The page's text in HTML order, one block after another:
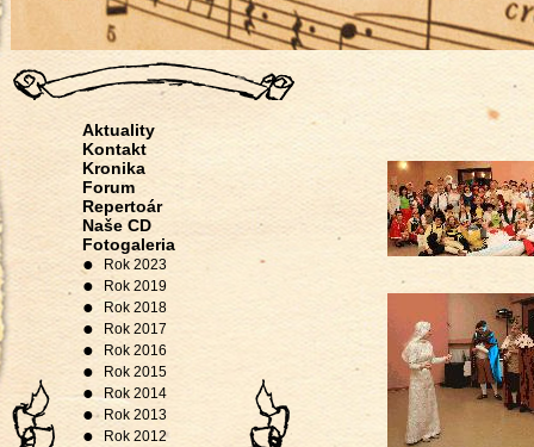
Aktuality
Kontakt
Kronika
Forum
Repertoár
Naše CD
Fotogaleria
● Rok 2023
● Rok 2019
● Rok 2018
● Rok 2017
● Rok 2016
● Rok 2015
● Rok 2014
● Rok 2013
● Rok 2012